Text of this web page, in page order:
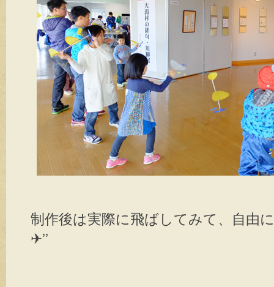
制作後は実際に飛ばしてみて、自由
✈’’